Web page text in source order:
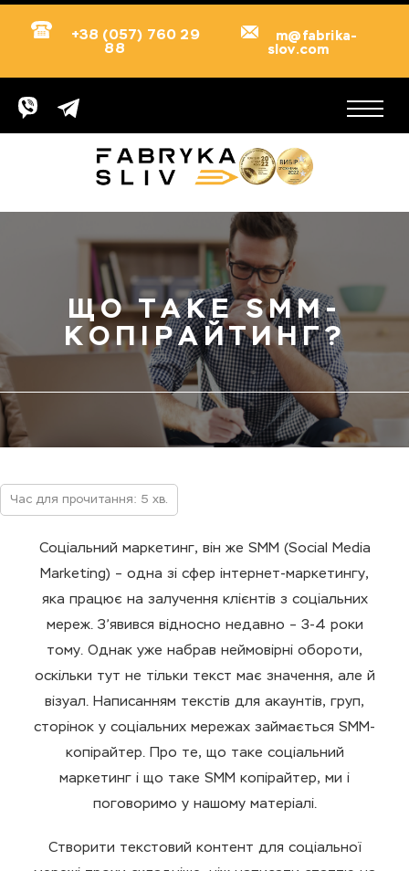
+38 (057) 760 29
88
m@fabrika-
slov.com
ЩО ТАКЕ SMM-
КОПІРАЙТИНГ?
Час для прочитання: 5 хв.
Соціальний маркетинг, він же SMM (Social Media
Marketing) – одна зі сфер інтернет-маркетингу,
яка працює на залучення клієнтів з соціальних
мереж. З’явився відносно недавно – 3-4 роки
тому. Однак уже набрав неймовірні обороти,
оскільки тут не тільки текст має значення, але й
візуал. Написанням текстів для акаунтів, груп,
сторінок у соціальних мережах займається SMM-
копірайтер. Про те, що таке соціальний
маркетинг і що таке SMM копірайтер, ми і
поговоримо у нашому матеріалі.
Створити текстовий контент для соціальної